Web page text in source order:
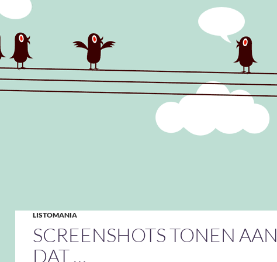
LISTOMANIA
SCREENSHOTS TONEN AAN
DAT …